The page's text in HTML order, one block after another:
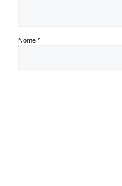
Nome *